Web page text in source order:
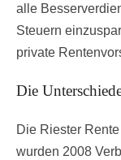
alle
Steuern
private
Die
Die Riester
wurden 2008